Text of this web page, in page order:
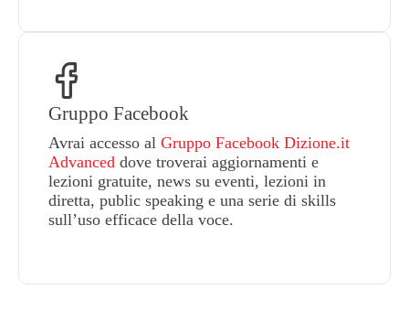
Gruppo Facebook
Avrai accesso al Gruppo Facebook Dizione.it
Advanced dove troverai aggiornamenti e
lezioni gratuite, news su eventi, lezioni in
diretta, public speaking e una serie di skills
sull’uso efficace della voce.